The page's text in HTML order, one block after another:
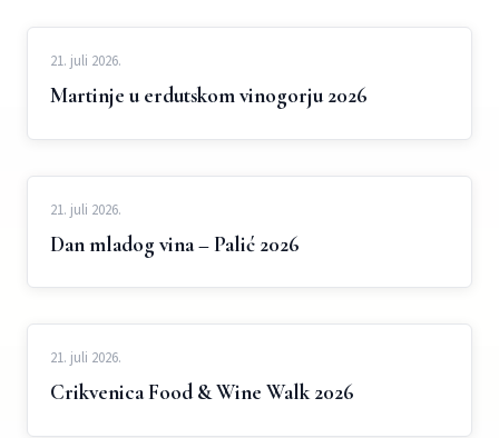
21. juli 2026.
Martinje u erdutskom vinogorju 2026
21. juli 2026.
Dan mladog vina – Palić 2026
21. juli 2026.
Crikvenica Food & Wine Walk 2026